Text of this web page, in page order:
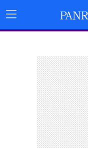
Menu
Principal